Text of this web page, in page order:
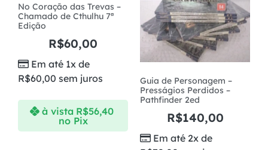
No Coração das Trevas –
Chamado de Cthulhu 7ª
Edição
R$60,00
Em até 1x de
R$60,00 sem juros
à vista R$56,40
no Pix
Guia de Personagem –
Presságios Perdidos –
Pathfinder 2ed
R$140,00
Em até 2x de